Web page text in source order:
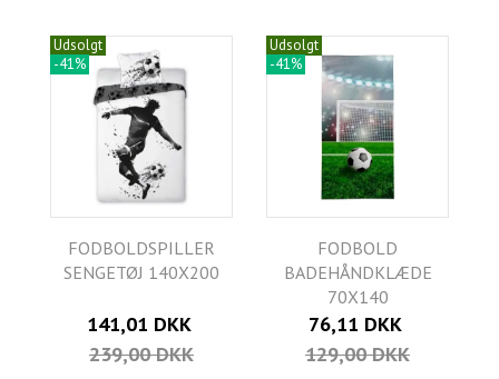
Udsolgt
-41%
FODBOLDSPILLER
SENGETØJ 140X200
141,01 DKK
239,00 DKK
Udsolgt
-41%
FODBOLD
BADEHÅNDKLÆDE
70X140
76,11 DKK
129,00 DKK